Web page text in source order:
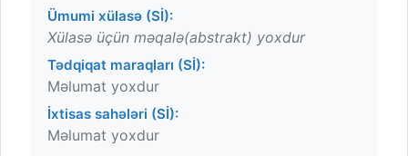
Ümumi xülasə (Sİ):
Xülasə üçün məqalə(abstrakt) yoxdur
Tədqiqat maraqları (Sİ):
Məlumat yoxdur
İxtisas sahələri (Sİ):
Məlumat yoxdur